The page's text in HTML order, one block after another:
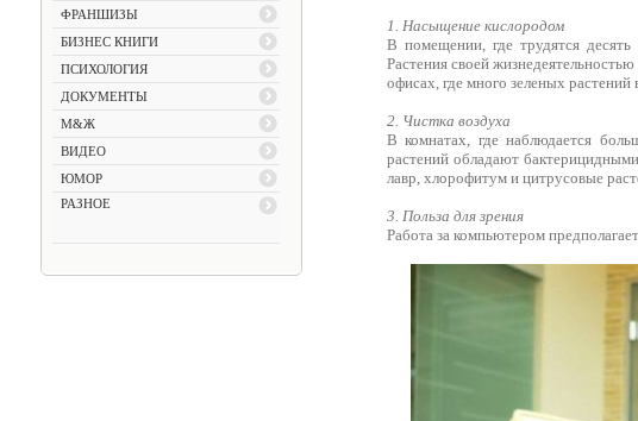
ФРАНШИЗЫ
БИЗНЕС КНИГИ
ПСИХОЛОГИЯ
ДОКУМЕНТЫ
М&Ж
ВИДЕО
ЮМОР
РАЗНОЕ
1. Насыщение кислородом
В помещении, где трудятся
Растения своей
офисах, где много зеленых растений
2. Чистка воздуха
В комнатах, где наблюдается
растений обладают
лавр, хлорофитум и цитрусовые
3. Польза для зрения
Работа за компьютером